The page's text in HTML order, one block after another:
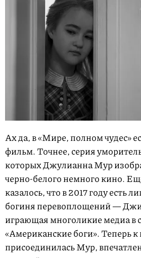
Ах да, в «Мире, полном чудес»
фильм. Точнее, серия
которых Джулианна Мур
черно-белого немного кино.
казалось, что в 2017 году есть
богиня перевоплощений —
играющая многоликие медиа в
«Американские боги». Теперь к
присоединилась Мур,